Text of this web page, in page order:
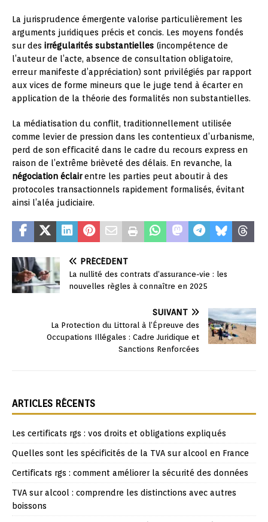
La jurisprudence émergente valorise particulièrement les
arguments juridiques précis et concis. Les moyens fondés
sur des irrégularités substantielles (incompétence de
l’auteur de l’acte, absence de consultation obligatoire,
erreur manifeste d’appréciation) sont privilégiés par rapport
aux vices de forme mineurs que le juge tend à écarter en
application de la théorie des formalités non substantielles.
La médiatisation du conflit, traditionnellement utilisée
comme levier de pression dans les contentieux d’urbanisme,
perd de son efficacité dans le cadre du recours express en
raison de l’extrême brièveté des délais. En revanche, la
négociation éclairentre les parties peut aboutir à des
protocoles transactionnels rapidement formalisés, évitant
ainsi l’aléa judiciaire.
PRÉCÉDENT
La nullité des contrats d’assurance-vie : les
nouvelles règles à connaître en 2025
SUIVANT
La Protection du Littoral à l’Épreuve des
Occupations Illégales : Cadre Juridique et
Sanctions Renforcées
ARTICLES RÉCENTS
Les certificats rgs : vos droits et obligations expliqués
Quelles sont les spécificités de la TVA sur alcool en France
Certificats rgs : comment améliorer la sécurité des données
TVA sur alcool : comprendre les distinctions avec autres
boissons